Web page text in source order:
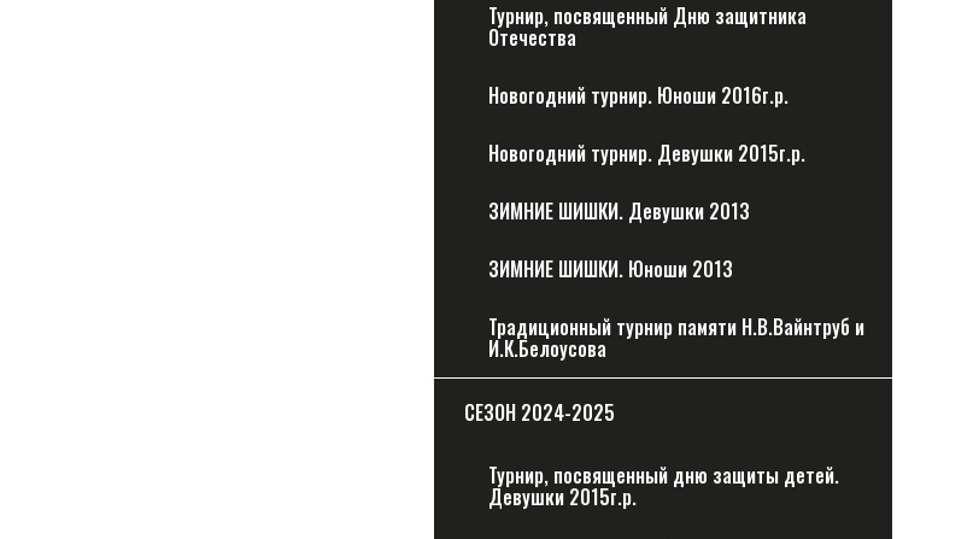
Турнир, посвященный Дню защитника
Отечества
Новогодний турнир. Юноши 2016г.р.
Новогодний турнир. Девушки 2015г.р.
ЗИМНИЕ ШИШКИ. Девушки 2013
ЗИМНИЕ ШИШКИ. Юноши 2013
Традиционный турнир памяти Н.В.Вайнтруб и
И.К.Белоусова
CЕЗОН 2024-2025
Турнир, посвященный дню защиты детей.
Девушки 2015г.р.